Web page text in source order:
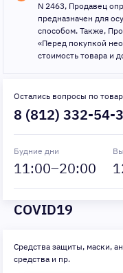
N 2463, Продавец
предназначен для
способом. Также,
«Перед покупкой
стоимость товара и
Остались вопросы по
8 (812) 332-54-
Будние дни
11:00–20:00
COVID19
Средства защиты, маски,
средства и пр.